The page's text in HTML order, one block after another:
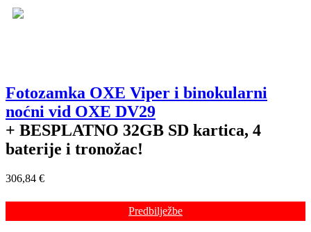
Fotozamka OXE Viper i binokularni
noćni vid OXE DV29
+ BESPLATNO 32GB SD kartica, 4
baterije i tronožac!
306,84 €
Predbilježbe